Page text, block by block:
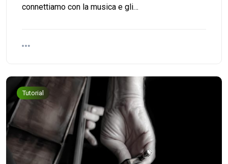
connettiamo con la musica e gli…
Tutorial